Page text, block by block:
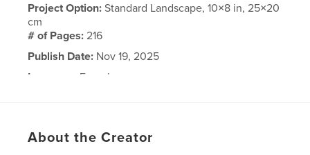
Project Option:Standard Landscape, 10×8 in, 25×20
cm
# of Pages:216
Publish Date: Nov 19, 2025
Language
French
About the Creator